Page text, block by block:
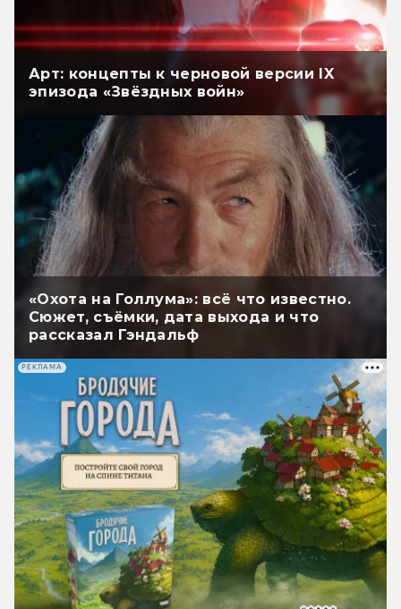
Арт: концепты к черновой версии IX
эпизода «Звёздных войн»
«Охота на Голлума»: всё что известно.
Сюжет, съёмки, дата выхода и что
рассказал Гэндальф
РЕКЛАМА